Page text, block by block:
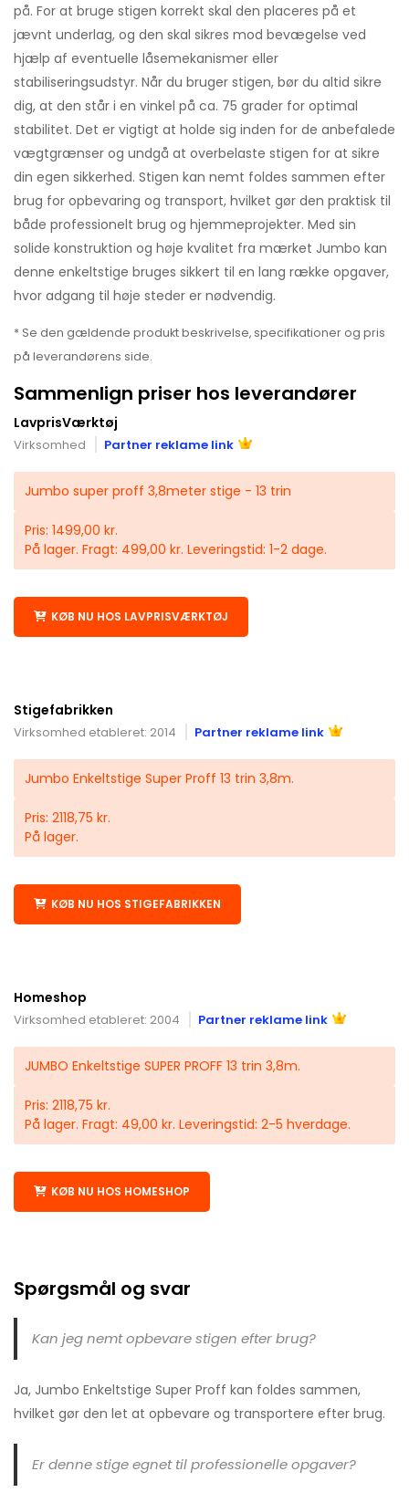
på. For at bruge stigen korrekt skal den placeres på et
jævnt underlag, og den skal sikres mod bevægelse ved
hjælp af eventuelle låsemekanismer eller
stabiliseringsudstyr. Når du bruger stigen, bør du altid sikre
dig, at den står i en vinkel på ca. 75 grader for optimal
stabilitet. Det er vigtigt at holde sig inden for de anbefalede
vægtgrænser og undgå at overbelaste stigen for at sikre
din egen sikkerhed. Stigen kan nemt foldes sammen efter
brug for opbevaring og transport, hvilket gør den praktisk til
både professionelt brug og hjemmeprojekter. Med sin
solide konstruktion og høje kvalitet fra mærket Jumbo kan
denne enkeltstige bruges sikkert til en lang række opgaver,
hvor adgang til høje steder er nødvendig.
* Se den gældende produkt beskrivelse, specifikationer og pris
på leverandørens side.
Sammenlign priser hos leverandører
LavprisVærktøj
Virksomhed Partner reklame link
Jumbo super proff 3,8meter stige - 13 trin
Pris: 1499,00 kr.
På lager. Fragt: 499,00 kr. Leveringstid: 1-2 dage.
KØB NU HOS LAVPRISVÆRKTØJ
Stigefabrikken
Virksomhed etableret: 2014 Partner reklame link
Jumbo Enkeltstige Super Proff 13 trin 3,8m.
Pris: 2118,75 kr.
På lager.
KØB NU HOS STIGEFABRIKKEN
Homeshop
Virksomhed etableret: 2004 Partner reklame link
JUMBO Enkeltstige SUPER PROFF 13 trin 3,8m.
Pris: 2118,75 kr.
På lager. Fragt: 49,00 kr. Leveringstid: 2-5 hverdage.
KØB NU HOS HOMESHOP
Spørgsmål og svar
Kan jeg nemt opbevare stigen efter brug?
Ja, Jumbo Enkeltstige Super Proff kan foldes sammen,
hvilket gør den let at opbevare og transportere efter brug.
Er denne stige egnet til professionelle opgaver?